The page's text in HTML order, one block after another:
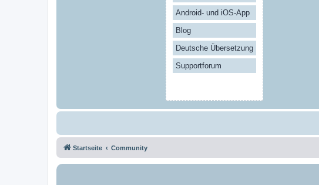
Android- und iOS-App
Blog
Deutsche Übersetzung
Supportforum
Startseite Community